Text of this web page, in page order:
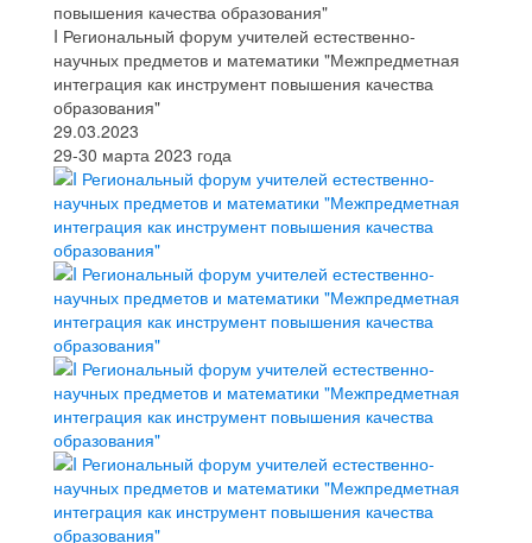
повышения качества образования"
I Региональный форум учителей естественно-
научных предметов и математики "Межпредметная
интеграция как инструмент повышения качества
образования"
29.03.2023
29-30 марта 2023 года